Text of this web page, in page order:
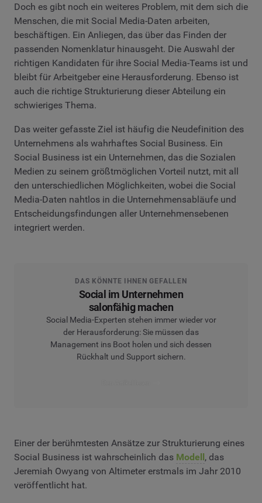
Doch es gibt noch ein weiteres Problem, mit dem sich die
Menschen, die mit Social Media-Daten arbeiten,
beschäftigen. Ein Anliegen, das über das Finden der
passenden Nomenklatur hinausgeht. Die Auswahl der
richtigen Kandidaten für ihre Social Media-Teams ist und
bleibt für Arbeitgeber eine Herausforderung. Ebenso ist
auch die richtige Strukturierung dieser Abteilung ein
schwieriges Thema.
Das weiter gefasste Ziel ist häufig die Neudefinition des
Unternehmens als wahrhaftes Social Business. Ein
Social Business ist ein Unternehmen, das die Sozialen
Medien zu seinem größtmöglichen Vorteil nutzt, mit all
den unterschiedlichen Möglichkeiten, wobei die Social
Media-Daten nahtlos in die Unternehmensabläufe und
Entscheidungsfindungen aller Unternehmensebenen
integriert werden.
DAS KÖNNTE IHNEN GEFALLEN
Social im Unternehmen
salonfähig machen
Social Media-Experten stehen immer wieder vor
der Herausforderung: Sie müssen das
Management ins Boot holen und sich dessen
Rückhalt und Support sichern.
Einer der berühmtesten Ansätze zur Strukturierung eines
Social Business ist wahrscheinlich das Modell, das
Jeremiah Owyang von Altimeter erstmals im Jahr 2010
veröffentlicht hat.